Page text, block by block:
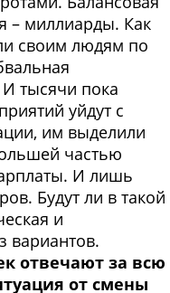
– миллиарды. Как
своим людям по
тысячи пока
уйдут с
им выделили
частью
И лишь
Будут ли в такой
и
вариантов.
отвечают за всю
от смены